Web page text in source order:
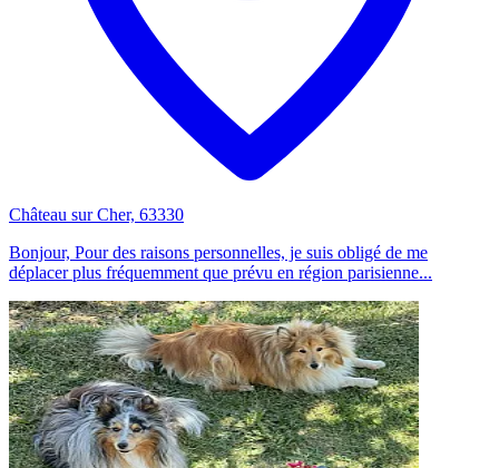
Château sur Cher, 63330
Bonjour, Pour des raisons personnelles, je suis obligé de me
déplacer plus fréquemment que prévu en région parisienne...